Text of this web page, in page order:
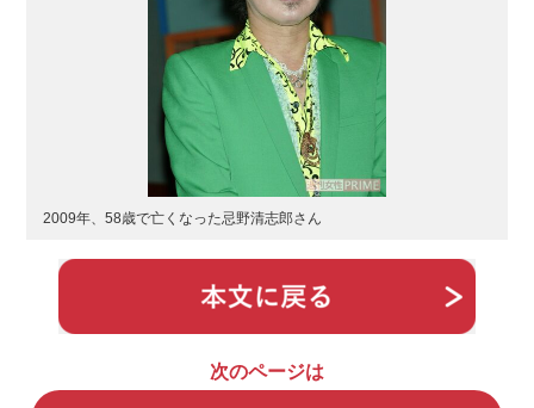
2009年、58歳で亡くなった忌野清志郎さん
次のページは